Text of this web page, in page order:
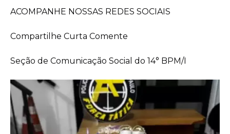
ACOMPANHE NOSSAS REDES SOCIAIS
Compartilhe Curta Comente
Seção de Comunicação Social do 14° BPM/I